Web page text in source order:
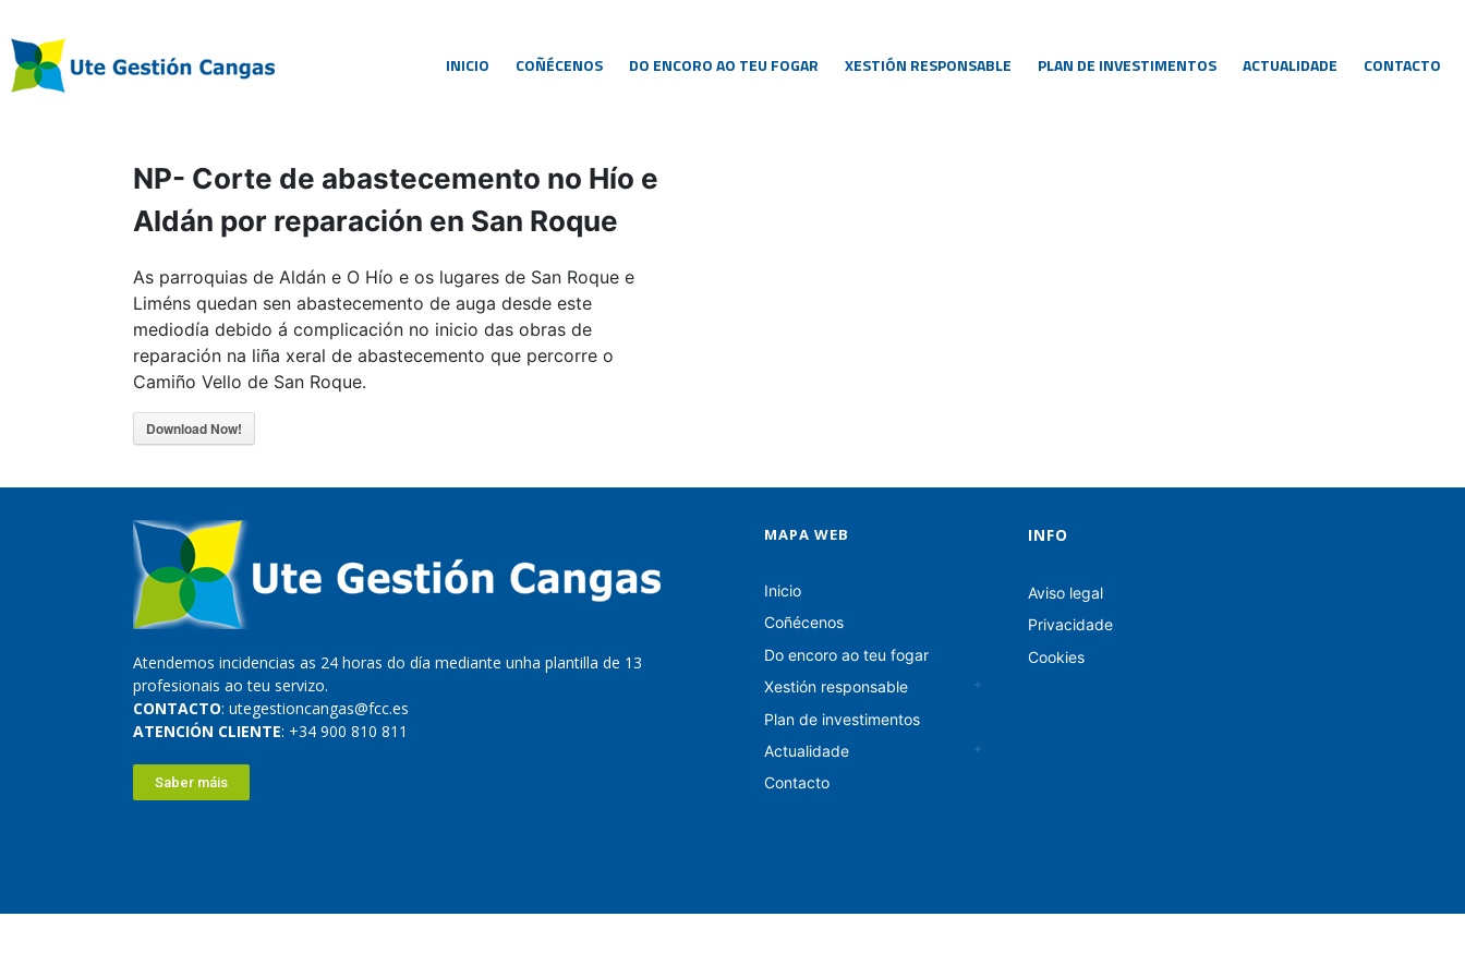
INICIO COÑÉCENOS DO ENCORO AO TEU FOGAR XESTIÓN RESPONSABLE PLAN DE INVESTIMENTOS ACTUALIDADE CONTACTO
NP- Corte de abastecemento no Hío e
Aldán por reparación en San Roque
As parroquias de Aldán e O Hío e os lugares de San Roque e
Liméns quedan sen abastecemento de auga desde este
mediodía debido á complicación no inicio das obras de
reparación na liña xeral de abastecemento que percorre o
Camiño Vello de San Roque.
Download Now!
Atendemos incidencias as 24 horas do día mediante unha plantilla de 13
profesionais ao teu servizo.
CONTACTO: utegestioncangas@fcc.es
ATENCIÓN CLIENTE: +34 900 810 811
Saber máis
MAPA WEB
Inicio
Coñécenos
Do encoro ao teu fogar
Xestión responsable
Plan de investimentos
Actualidade
Contacto
INFO
Aviso legal
Privacidade
Cookies